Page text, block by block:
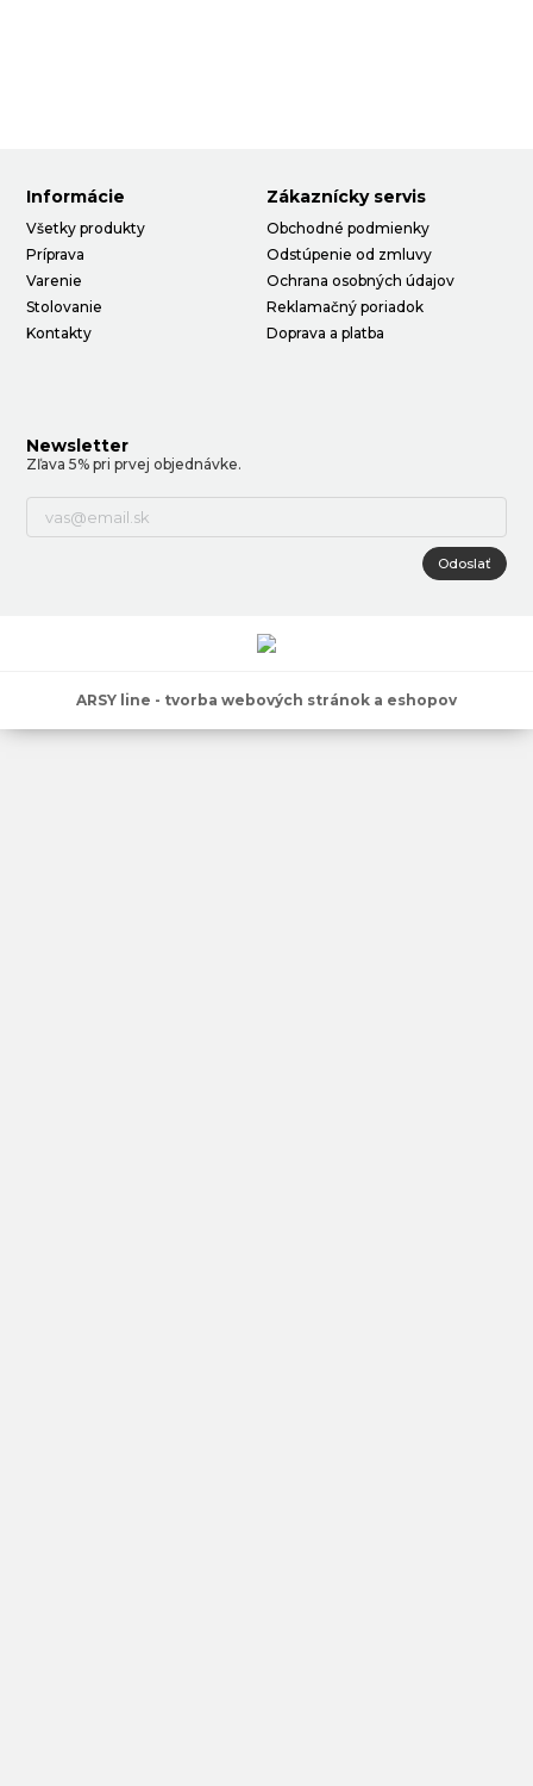
Informácie
Všetky produkty
Príprava
Varenie
Stolovanie
Kontakty
Zákaznícky servis
Obchodné podmienky
Odstúpenie od zmluvy
Ochrana osobných údajov
Reklamačný poriadok
Doprava a platba
Newsletter
Zľava 5% pri prvej objednávke.
Odoslať
ARSY line - tvorba webových stránok a eshopov